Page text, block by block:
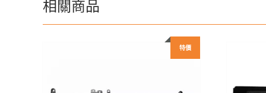
相關商品
特價